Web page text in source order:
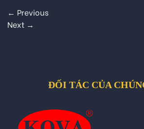
← Previous
Next →
ĐỐI TÁC CỦA